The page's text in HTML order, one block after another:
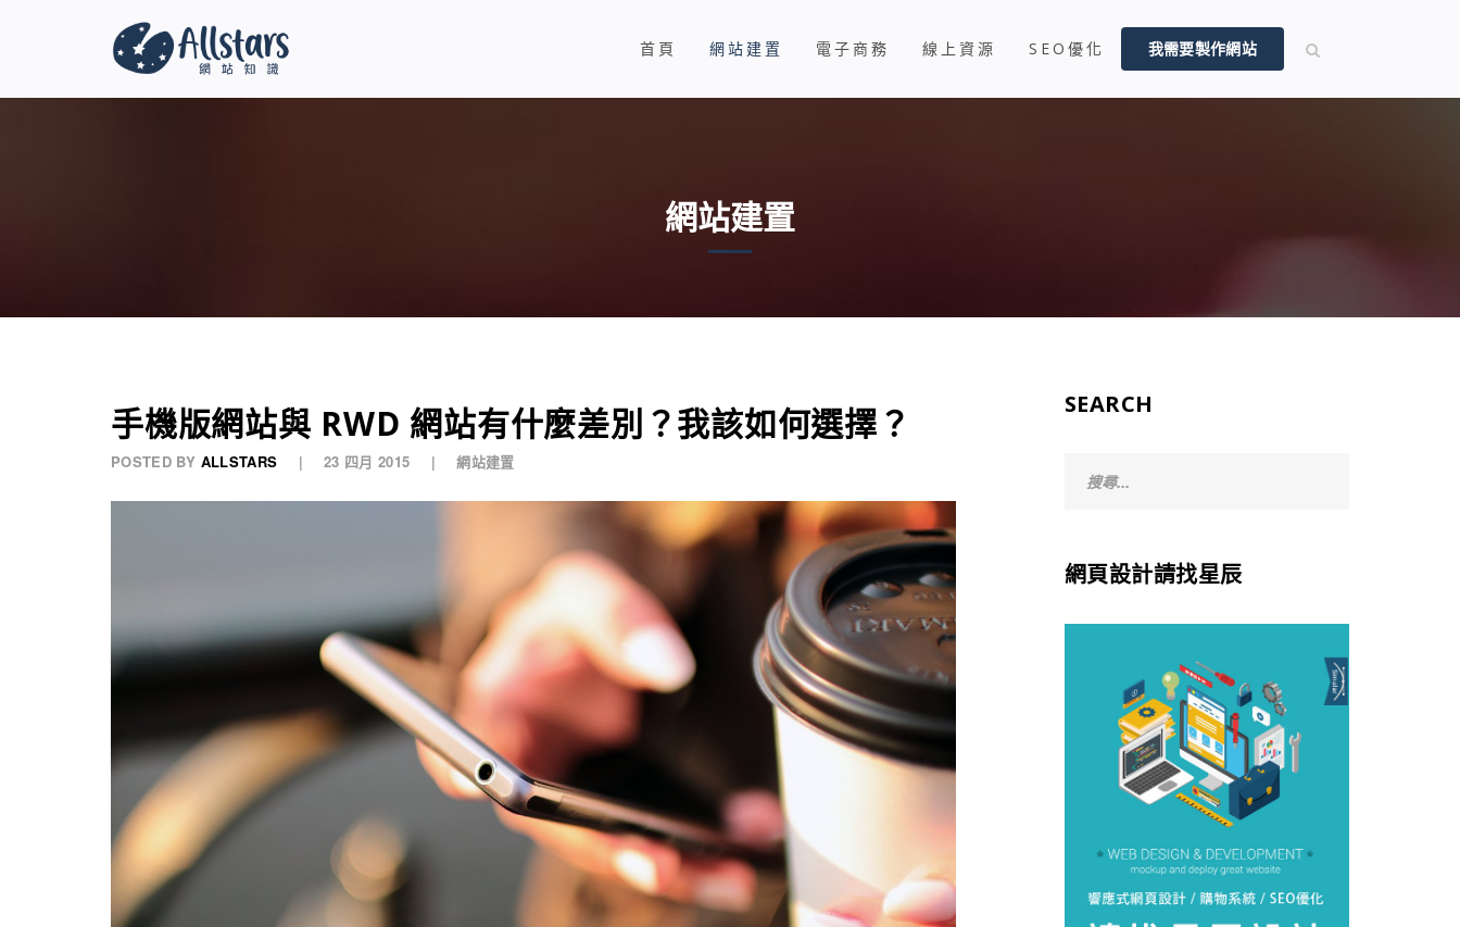
我需要製作網站
首頁 網站建置 電子商務 線上資源 SEO優化
網站建置
手機版網站與 RWD 網站有什麼差別？我該如何選擇？
POSTED BY ALLSTARS 23 四月 2015 網站建置
SEARCH
網頁設計請找星辰